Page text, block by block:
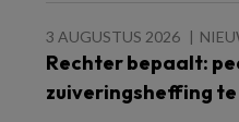
3 AUGUSTUS 2026
Rechter bepaalt:
zuiveringsheffing